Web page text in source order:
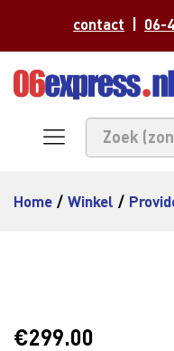
contact 06-
Home / Winkel /
€299.00